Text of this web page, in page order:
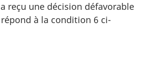
reçu une décision défavorable
répond à la condition 6 ci-